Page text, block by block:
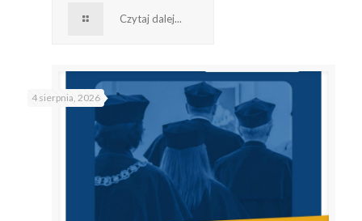
Czytaj dalej...
4 sierpnia, 2026